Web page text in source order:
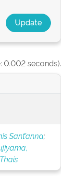
0.002 seconds).
Sant’anna;